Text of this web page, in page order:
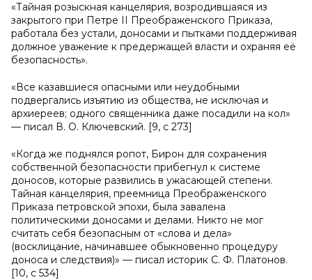
«Тайная розыскная канцелярия, возродившаяся из
закрытого при Петре II Преображенского Приказа,
работала без устали, доносами и пытками поддерживая
должное уважение к предержащей власти и охраняя её
безопасность».
«Все казавшиеся опасными или неудобными
подвергались изъятию из общества, не исключая и
архиереев; одного священника даже посадили на кол»
— писал В. О. Ключевский. [9, с 273]
«Когда же поднялся ропот, Бирон для сохранения
собственной безопасности прибегнул к системе
доносов, которые развились в ужасающей степени.
Тайная канцелярия, преемница Преображенского
Приказа петровской эпохи, была завалена
политическими доносами и делами. Никто не мог
считать себя безопасным от «слова и дела»
(восклицание, начинавшее обыкновенно процедуру
доноса и следствия)» — писал историк С. Ф. Платонов.
[10, с 534]